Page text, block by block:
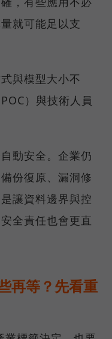
就可能足以支
與模型大小不
）與技術人員
動安全。企業仍
份復原、漏洞修
讓資料邊界與控
全責任也會更直
再等？先看重